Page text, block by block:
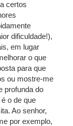
certos
dificuldade!),
em lugar
o que
para que
ou mostre-me
profunda do
o de que
Ao senhor,
por exemplo,